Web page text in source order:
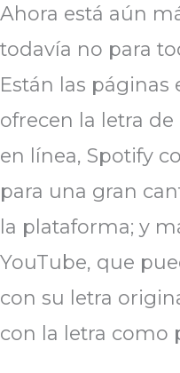
Ahora está aún
todavía no para
Están las
ofrecen la letra
en línea, Spotify
para una gran
la plataforma; y
YouTube, que
con su letra
con la letra como